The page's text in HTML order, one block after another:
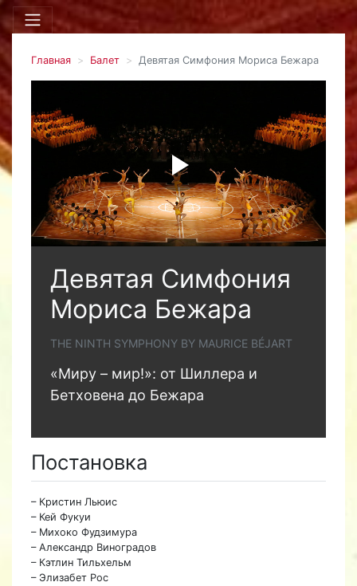
Главная Балет Девятая Симфония Мориса Бежара
Девятая Симфония
Мориса Бежара
THE NINTH SYMPHONY BY MAURICE BÉJART
«Миру – мир!»: от Шиллера и
Бетховена до Бежара
Постановка
– Кристин Льюис
– Кей Фукуи
– Михоко Фудзимура
– Александр Виноградов
– Кэтлин Тильхельм
– Элизабет Рос